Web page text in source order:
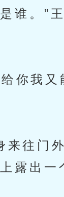
谁。”
我又
往门
露出一